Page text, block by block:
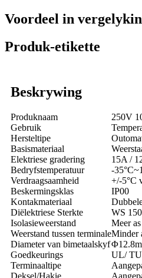
Voordeel in
Produk-etikette
Beskrywing
Produknaam
250V
Gebruik
Hersteltipe
Basismateriaal
Elektriese gradering
15A /
Bedryfstemperatuur
-
Verdraagsaamheid
+/-5°C
Beskermingsklas
IP00
Kontakmateriaal
Diëlektriese Sterkte
WS
Isolasieweerstand
Meer
Weerstand tussen terminaleMinder
Diameter van bimetaalskyf
Goedkeurings
UL/
Terminaaltipe
Deksel/Hakie